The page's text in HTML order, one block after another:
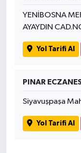
YENİBOSNA
AYAYDIN
Yol Tarifi Al
PINAR
Siyavuşpaşa
Yol Tarifi Al